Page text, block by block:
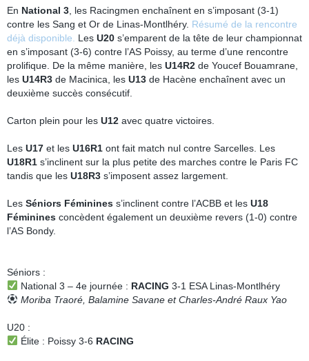
En National 3 , les Racingmen enchaînent en s’imposant (3-1)
contre les Sang et Or de Linas-Montlhéry. Résumé de la rencontre
déjà disponible.
Les U20 s’emparent de la tête de leur championnat
en s’imposant (3-6) contre l’AS Poissy, au terme d’une rencontre
prolifique. De la même manière, les U14R2 de Youcef Bouamrane,
les U14R3 de Macinica, les U13 de Hacène enchaînent avec un
deuxième succès consécutif.
Carton plein pour les U12 avec quatre victoires.
Les U17 et les U16R1 ont fait match nul contre Sarcelles. Les
U18R1 s’inclinent sur la plus petite des marches contre le Paris FC
tandis que les U18R3 s’imposent assez largement.
Les Séniors Féminines s’inclinent contre l’ACBB et les U18
Féminines concèdent également un deuxième revers (1-0) contre
l’AS Bondy.
Séniors :
National 3 – 4e journée : RACING 3-1 ESA Linas-Montlhéry
Moriba Traoré, Balamine Savane et Charles-André Raux Yao
U20 :
Élite : Poissy 3-6 RACING